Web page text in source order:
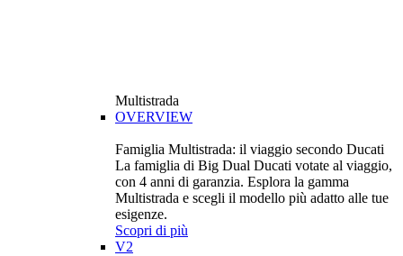
Multistrada
OVERVIEW
Famiglia Multistrada: il viaggio secondo Ducati
La famiglia di Big Dual Ducati votate al viaggio,
con 4 anni di garanzia. Esplora la gamma
Multistrada e scegli il modello più adatto alle tue
esigenze.
Scopri di più
V2